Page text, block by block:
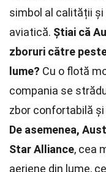
simbol al calității
aviatică. Știai că
zboruri către
lume? Cu o flotă
compania se
zbor confortabilă
De asemenea,
Star Alliance, cea
aeriene din lume,